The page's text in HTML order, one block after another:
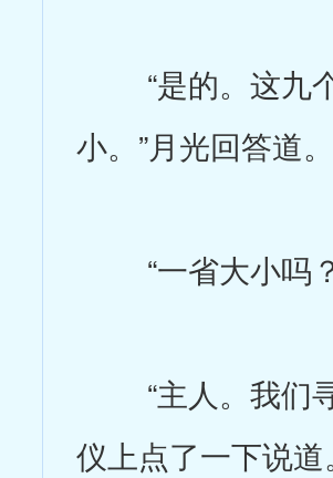
“是的。这九个
小。”月光回答道。
“一省大小吗？
“主人。我们寻
仪上点了一下说道。